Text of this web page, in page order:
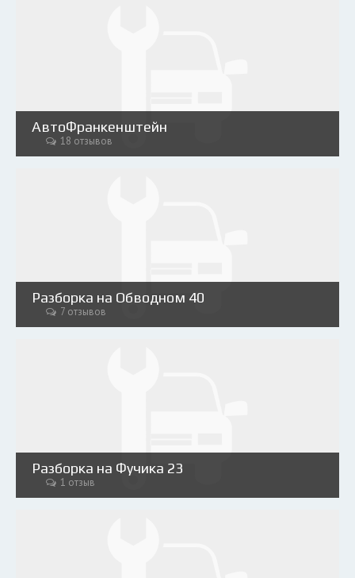
АвтоФранкенштейн
18 отзывов
Разборка на Обводном 40
7 отзывов
Разборка на Фучика 23
1 отзыв